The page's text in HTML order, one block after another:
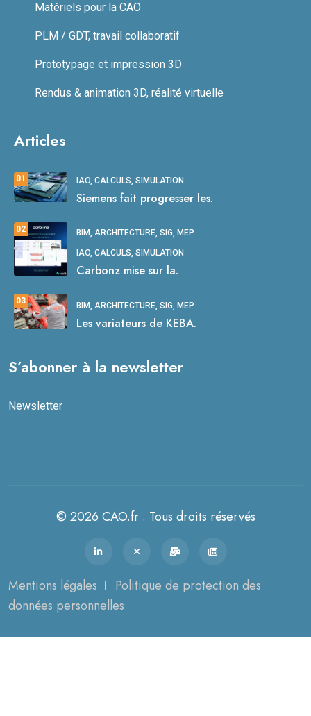
Matériels pour la CAO
PLM / GDT, travail collaboratif
Prototypage et impression 3D
Rendus & animation 3D, réalité virtuelle
Articles
01 IAO, CALCULS, SIMULATION
Siemens fait progresser les.
02 BIM, ARCHITECTURE, SIG, MEP
IAO, CALCULS, SIMULATION
Carbonz mise sur la.
03 BIM, ARCHITECTURE, SIG, MEP
Les variateurs de KEBA.
S’abonner à la newsletter
Newsletter
© 2026 CAO.fr . Tous droits réservés
Mentions légales
Politique de protection des
données personnelles